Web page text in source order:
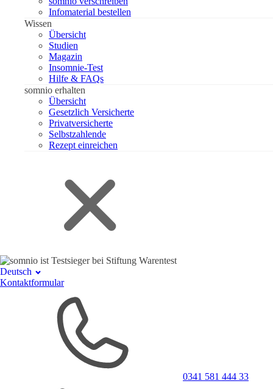
Infomaterial bestellen
Wissen
Übersicht
Studien
Magazin
Insomnie-Test
Hilfe & FAQs
somnio erhalten
Übersicht
Gesetzlich Versicherte
Privatversicherte
Selbstzahlende
Rezept einreichen
Deutsch
Kontaktformular
0341 581 444 33